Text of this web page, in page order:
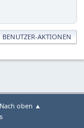
BENUTZER-AKTIONEN
Nach oben ▲